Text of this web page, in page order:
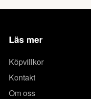
Läs mer
Köpvillkor
Kontakt
Om oss